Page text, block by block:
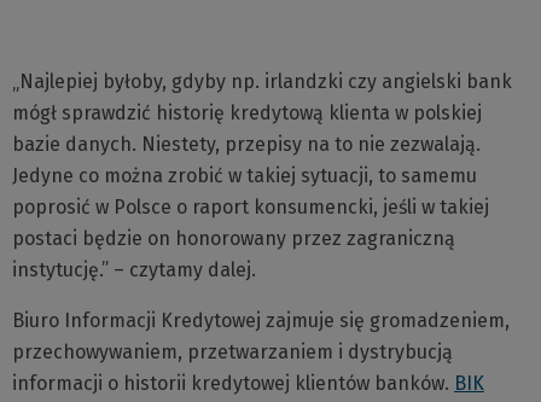
„Najlepiej byłoby, gdyby np. irlandzki czy angielski bank
mógł sprawdzić historię kredytową klienta w polskiej
bazie danych. Niestety, przepisy na to nie zezwalają.
Jedyne co można zrobić w takiej sytuacji, to samemu
poprosić w Polsce o raport konsumencki, jeśli w takiej
postaci będzie on honorowany przez zagraniczną
instytucję.” – czytamy dalej.
Biuro Informacji Kredytowej zajmuje się gromadzeniem,
przechowywaniem, przetwarzaniem i dystrybucją
informacji o historii kredytowej klientów banków. BIK